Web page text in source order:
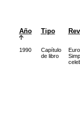
Año Tipo
1990
Capítulo
de libro